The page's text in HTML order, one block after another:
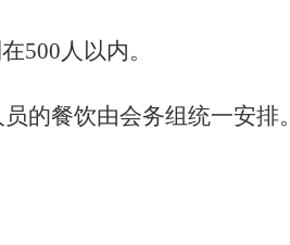
500人以内。
的餐饮由会务组统一安排。